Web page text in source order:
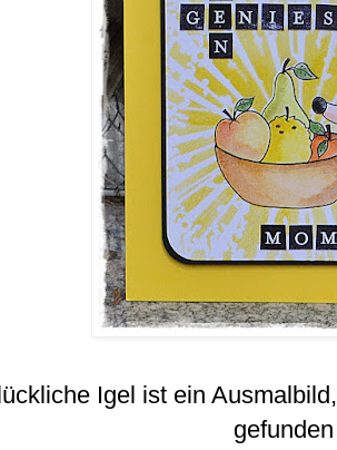
Igel ist ein